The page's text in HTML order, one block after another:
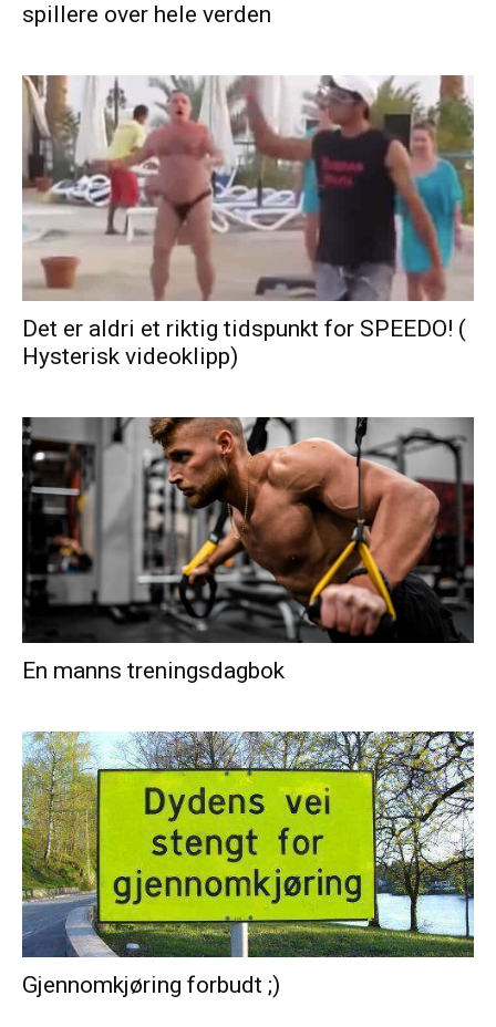
spillere over hele verden
Det er aldri et riktig tidspunkt for SPEEDO! (
Hysterisk videoklipp)
En manns treningsdagbok
Gjennomkjøring forbudt ;)